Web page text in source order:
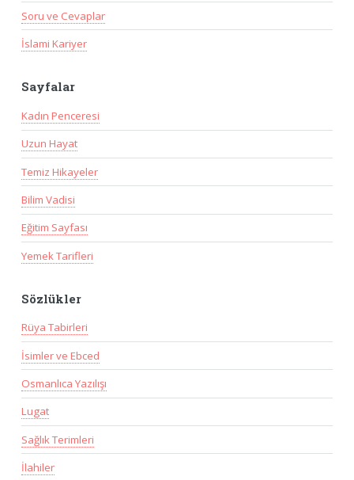
Soru ve Cevaplar
İslami Kariyer
Sayfalar
Kadın Penceresi
Uzun Hayat
Temiz Hikayeler
Bilim Vadisi
Eğitim Sayfası
Yemek Tarifleri
Sözlükler
Rüya Tabirleri
İsimler ve Ebced
Osmanlıca Yazılışı
Lugat
Sağlık Terimleri
İlahiler